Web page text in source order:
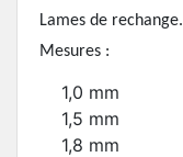
Lames de rechange.
Mesures :
1,0 mm
1,5 mm
1,8 mm